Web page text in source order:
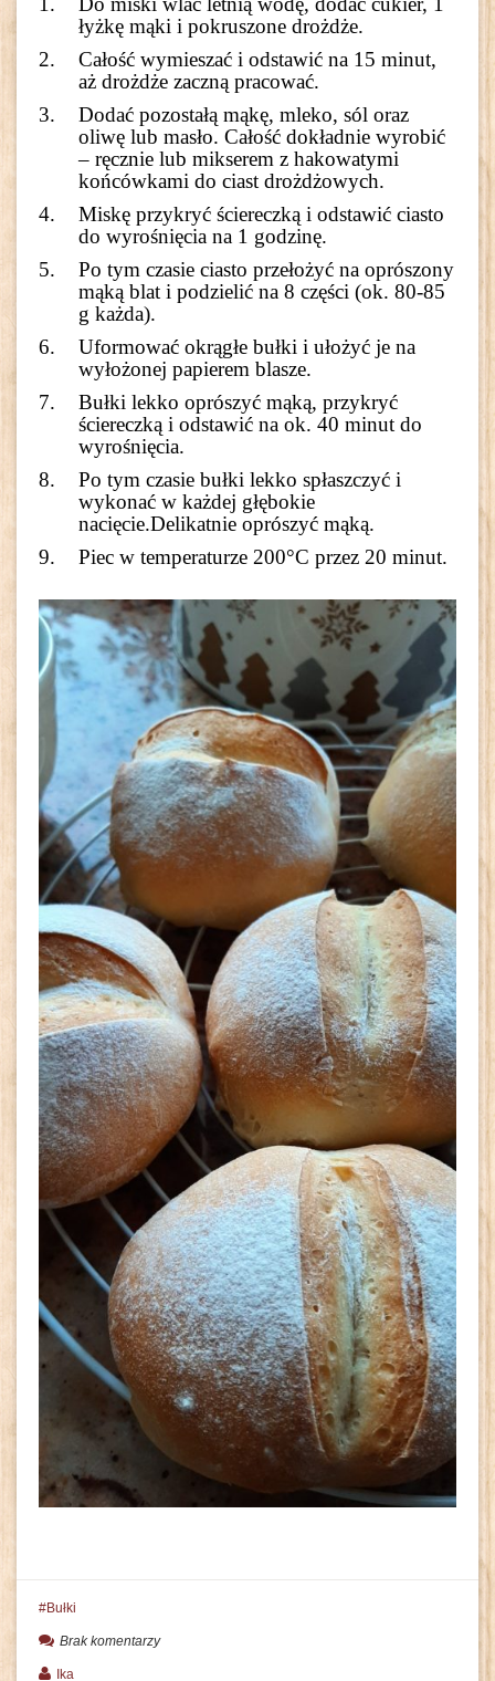
łyżkę mąki i pokruszone drożdże.
Całość wymieszać i odstawić na 15 minut,
aż drożdże zaczną pracować.
Dodać pozostałą mąkę, mleko, sól oraz
oliwę lub masło. Całość dokładnie wyrobić
– ręcznie lub mikserem z hakowatymi
końcówkami do ciast drożdżowych.
Miskę przykryć ściereczką i odstawić ciasto
do wyrośnięcia na 1 godzinę.
Po tym czasie ciasto przełożyć na oprószony
mąką blat i podzielić na 8 części (ok. 80-85
g każda).
Uformować okrągłe bułki i ułożyć je na
wyłożonej papierem blasze.
Bułki lekko oprószyć mąką, przykryć
ściereczką i odstawić na ok. 40 minut do
wyrośnięcia.
Po tym czasie bułki lekko spłaszczyć i
wykonać w każdej głębokie
nacięcie.Delikatnie oprószyć mąką.
Piec w temperaturze 200°C przez 20 minut.
Bułki
Brak komentarzy
Ika